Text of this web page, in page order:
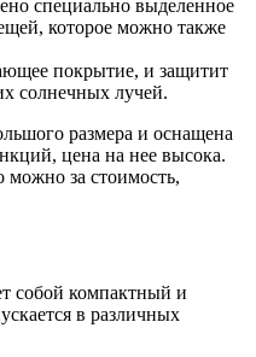
специально выделенное
которое можно также
покрытие, и защитит
солнечных лучей.
размера и оснащена
цена на нее высока.
можно за стоимость,
собой компактный и
в различных